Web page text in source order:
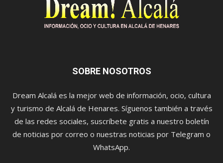
SOBRE NOSOTROS
Dream Alcalá es la mejor web de información, ocio, cultura
y turismo de Alcalá de Henares. Síguenos también a través
de las redes sociales, suscríbete gratis a nuestro boletín
de noticias por correo o nuestras noticias por Telegram o
WhatsApp.